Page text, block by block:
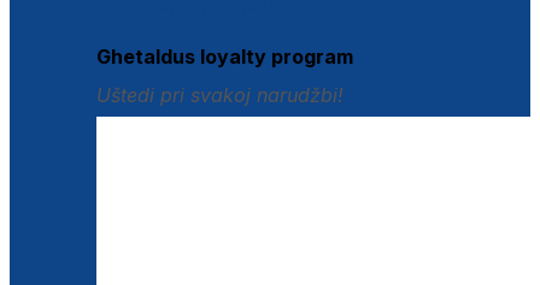
Ghetaldus loyalty program
Uštedi pri svakoj narudžbi!